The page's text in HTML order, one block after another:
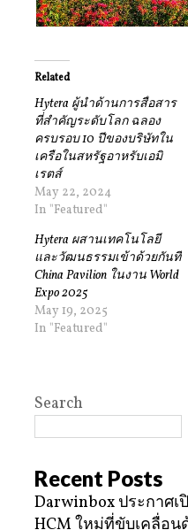
Related
Hytera ผู้นำด้านการสื่อสาร
ที่สำคัญระดับโลก ฉลอง
ครบรอบ 10 ปีของบริษัทใน
เครือในสหรัฐอาหรับเอมิ
เรตส์
May 22, 2024
In "Featured"
Hytera ผสานเทคโนโลยี
และวัฒนธรรมเข้าด้วยกันที่
China Pavilion ในงาน World
Expo 2025
May 19, 2025
In "Featured"
Search
Recent Posts
Darwinbox ประกาศ
HCM ใหม่ที่ขับเคลื่อ